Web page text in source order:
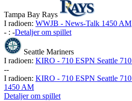
Tampa Bay Rays
I radioen: WWJB - News-Talk 1450 AM
- : -Detaljer om spillet
Seattle Mariners
I radioen: KIRO - 710 ESPN Seattle
--
I radioen: KIRO - 710 ESPN Seattle
1450 AM
Detaljer om spillet